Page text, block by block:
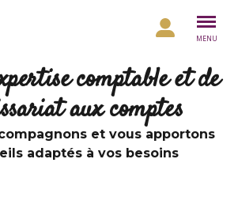
MENU
comptable et de
aux comptes
et vous apportons
adaptés à vos besoins